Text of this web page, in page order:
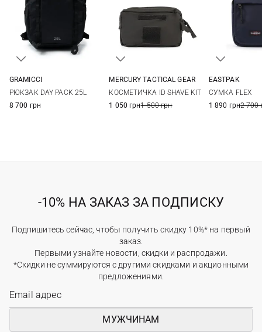
GRAMICCI
РЮКЗАК DAY PACK 25L
8 700 грн
MERCURY TACTICAL GEAR
КОСМЕТИЧКА ID SHAVE KIT
1 050 грн1 500 грн
EASTPAK
СУМКА FLEX
1 890 грн2 700
-10% НА ЗАКАЗ ЗА ПОДПИСКУ
Подпишитесь сейчас, чтобы получить скидку 10%* на первый
заказ.
Первыми узнайте новости, скидки и распродажи.
*Скидки не суммируются с другими скидками и акционными
предложениями.
МУЖЧИНАМ